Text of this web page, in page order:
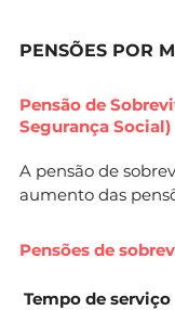
PENSÕES POR
Pensão de
Segurança Social)
A pensão de
aumento das
Pensões de
Tempo de serviço